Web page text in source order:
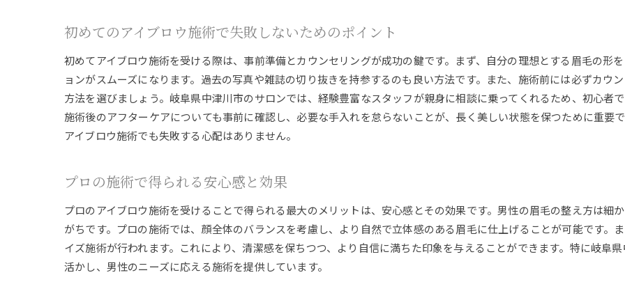
プロが教える清潔感を出す眉毛のコツ
施術後の印象が周囲に与える影響
日常生活における清潔感の重要性
清潔感を保つための美容習慣
男性専用アイブロウ施術の効果とその理由を探る
効果を実感するまでの期間と改善ポイント
施術の効果を維持するためのケア方法
施術が生活の質に与える影響
初めてのアイブロウ施術で失敗しないためのポイント
初めてアイブロウ施術を受ける際は、事前準備とカウンセリングが成功の鍵です。まず、自分の理想とする眉毛の形
ョンがスムーズになります。過去の写真や雑誌の切り抜きを持参するのも良い方法です。また、施術前には必ずカウ
方法を選びましょう。岐阜県中津川市のサロンでは、経験豊富なスタッフが親身に相談に乗ってくれるため、初心者
施術後のアフターケアについても事前に確認し、必要な手入れを怠らないことが、長く美しい状態を保つために重要
アイブロウ施術でも失敗する心配はありません。
プロの施術で得られる安心感と効果
プロのアイブロウ施術を受けることで得られる最大のメリットは、安心感とその効果です。男性の眉毛の整え方は細
がちです。プロの施術では、顔全体のバランスを考慮し、より自然で立体感のある眉毛に仕上げることが可能です。
イズ施術が行われます。これにより、清潔感を保ちつつ、より自信に満ちた印象を与えることができます。特に岐阜
活かし、男性のニーズに応える施術を提供しています。